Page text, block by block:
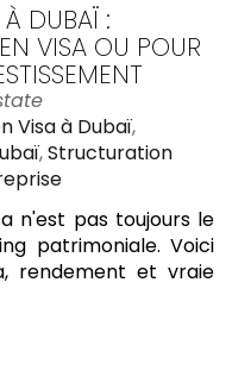
DUBAÏ :
VISA OU POUR
Visa à Dubaï,
,Structuration
n'est pas toujours le
patrimoniale. Voici
rendement et vraie